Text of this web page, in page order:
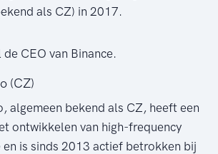
als CZ) in 2017.
CEO van Binance.
(CZ)
algemeen bekend als CZ, heeft een
ontwikkelen van high-frequency
is sinds 2013 actief betrokken bij